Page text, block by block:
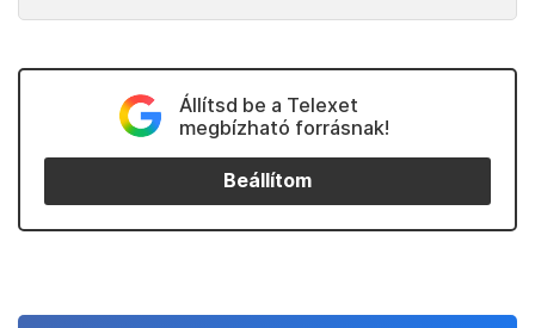
Állítsd be a Telexet
megbízható forrásnak!
Beállítom